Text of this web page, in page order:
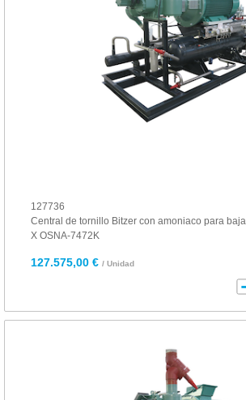
127736
Central de tornillo Bitzer con amoniaco para
X OSNA-7472K
127.575,00 € / Unidad